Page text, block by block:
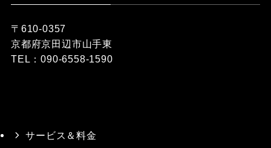
〒610-0357
京都府京田辺市山手東
TEL：090-6558-1590
サービス＆料金